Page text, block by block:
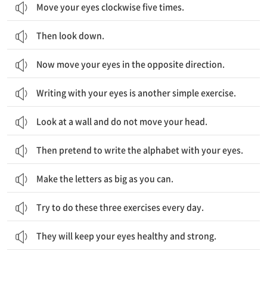
Move your eyes clockwise five times.
Then look down.
Now move your eyes in the opposite direction.
Writing with your eyes is another simple exercise.
Look at a wall and do not move your head.
Then pretend to write the alphabet with your eyes.
Make the letters as big as you can.
Try to do these three exercises every day.
They will keep your eyes healthy and strong.